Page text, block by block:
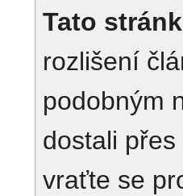
Tato
rozlišení
podobným
dostali
vraťte se